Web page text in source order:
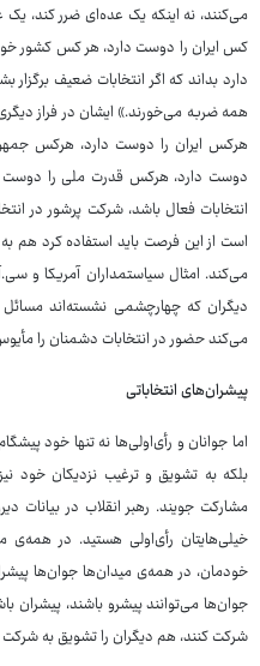
می‌کنند، نه اینکه یک عده‌ای ضرر کند،
کس ایران را دوست دارد، هر کس
دارد بداند که اگر انتخابات ضعیف
همه ضربه می‌خورند.» ایشان در فراز
هرکس ایران را دوست دارد، هرکس
دوست دارد، هرکس قدرت ملی را دوست
انتخابات فعال باشد، شرکت پرشور در
است از این فرصت باید استفاده کرد
می‌کند. امثال سیاستمداران آمریکا و
دیگران که چهارچشمی نشسته‌اند مسائل
می‌کند حضور در انتخابات دشمنان را
پیشران‌های انتخاباتی
اما جوانان و رأی‌اولی‌ها نه تنها خود
بلکه به تشویق و ترغیب نزدیکان خود
مشارکت جویند. رهبر انقلاب در بیانات
خیلی‌هایتان رأی‌اولی هستید. در همه‌ی
خودمان، در همه‌ی میدان‌ها جوان‌ها
جوان‌ها می‌توانند پیشرو باشند،
شرکت کنند، هم دیگران را تشویق به شرکت